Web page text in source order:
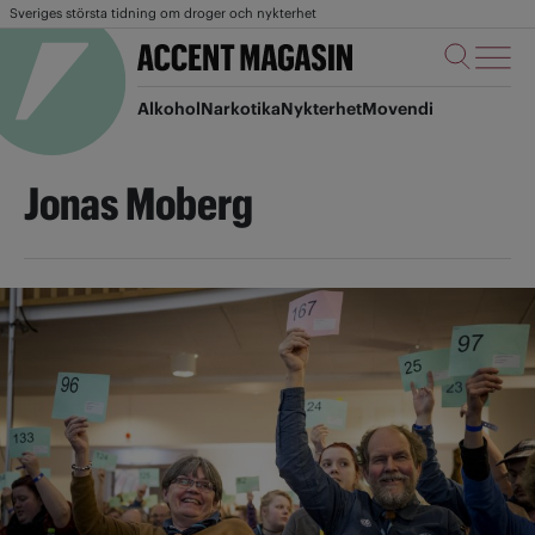
Sveriges största tidning om droger och nykterhet
AlkoholNarkotikaNykterhetMovendi
Jonas Moberg